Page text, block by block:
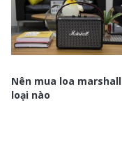
Nên mua loa marshall
loại nào